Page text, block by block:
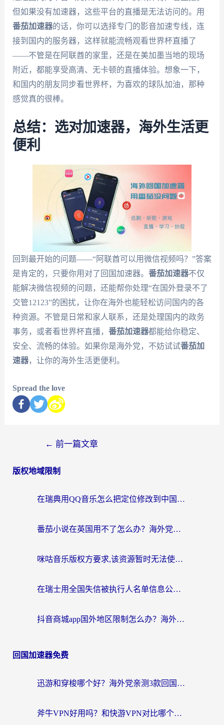
但如果没有加速器，这些平台的直播是无法访问的。用
番茄加速器的话，你可以选择专门的影音加速专线，连
接到国内的服务器，这样就能流畅观看世界杯直播了
——不管是在阿联酋的家里，还是在美加墨当地的现场
附近，都能享受高清、无卡顿的直播体验。想象一下，
和国内的朋友同步看世界杯，为喜欢的球队加油，那种
感觉真的很棒。
总结：选对加速器，海外生活更
便利
回到最开始的问题——“阿联酋可以用微信视频吗？”答案
是肯定的，只要你用对了回国加速器。 番茄加速器不仅
能解决微信视频的问题，还能帮你处理“在国外登录不了
交管12123”的困扰，让你在海外也能轻松访问国内的各
种资源。不管是日常和家人联系，还是处理国内的政务
事务，或者看世界杯直播， 番茄加速器都能给你稳定、
安全、流畅的体验。如果你是海外党，不妨试试番茄加
速器，让你的海外生活更便利。
Spread the love
← 前一篇文章
版权地域限制
在瑞典用QQ音乐怎么把定位修改到中国国内？留学生亲测有效的回国加速方案
番茄小说在英国用不了怎么办？海外党亲测有效的回国加速解决方案
咪咕音乐版权方要求,该资源暂时无法使用？海外党这样解决听歌听书+看剧炒股难题
在瑞士用全国失信被执行人名单信息公布与查询地区限制怎么办？还能看欧洲杯直播和咪咕视频吗？
抖音商城app国外地区限制怎么办？海外党解锁国内内容的实用指南
回国加速器免费
迅游和穿梭哪个好？海外党亲测3款回国加速器+手游加速对比，附避坑指南
斧牛VPN好用吗？和快游VPN对比哪个回国效果更好？马来西亚留学生亲测分享